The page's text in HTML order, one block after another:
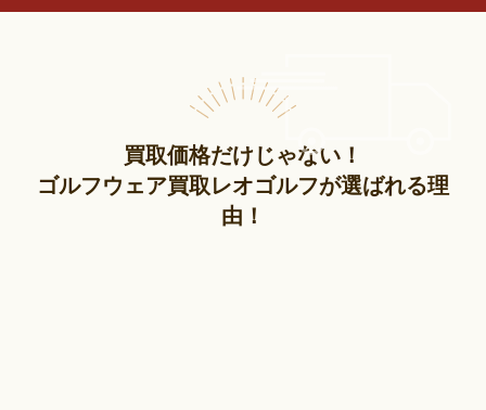
買取価格だけじゃない！
ゴルフウェア買取レオゴルフが選ばれる理
由！